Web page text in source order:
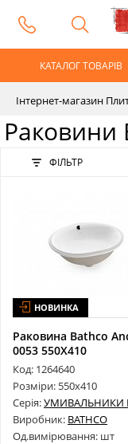
КАТАЛОГ ТОВАРІВ
Інтернет-магазин
Раковини
ФІЛЬТР
НОВИНКА
Раковина Bathco
0053 550X410
Код: 1264640
Розміри: 550х410
Серія:УМИВАЛЬНИКИ
Виробник: BATHCO
Од.вимірювання: шт